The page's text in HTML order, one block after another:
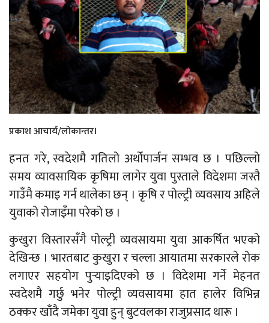
प्रकाश आचार्य/लोकान्तर।
हनत गरे, स्वदेशमै गतिलो अर्थोपार्जन सम्भव छ । पछिल्लो
समय व्यावसायिक कृषिमा लागेर युवा पुस्ताले विदेशमा जस्तै
गाउँमै कमाइ गर्न थालेका छन् । कृषि र पोल्ट्री व्यवसाय अहिले
युवाको रोजाइँमा परेको छ ।
कुखुरा विस्तारसँगै पोल्ट्री व्यवसायमा युवा आकर्षित भएको
देखिन्छ । भारतबाट कुखुरा र चल्ला आयातमा सरकारले रोक
लगाएर सहयोग पुर्‍याइदिएको छ । विदेशमा गर्ने मेहनत
स्वदेशमै गर्छु भनेर पोल्ट्री व्यवसायमा हात हालेर विभिन्न
ठक्कर खाँदै जमेका युवा हुन् बुटवलका राजुप्रसाद थारू ।